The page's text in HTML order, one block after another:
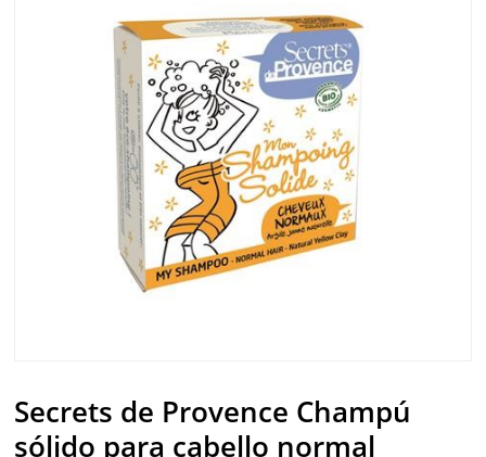
BEBÉS Y NIÑOS
TEMAS
Secrets de Provence Champú
sólido para cabello normal